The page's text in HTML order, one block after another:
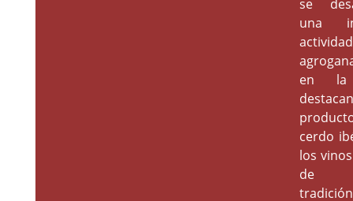
se
una
actividad
en la
cerdo
los
de